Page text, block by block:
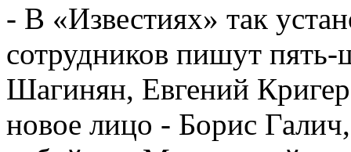
- В «Известиях» так
сотрудников пишут
Шагинян, Евгений
новое лицо - Борис